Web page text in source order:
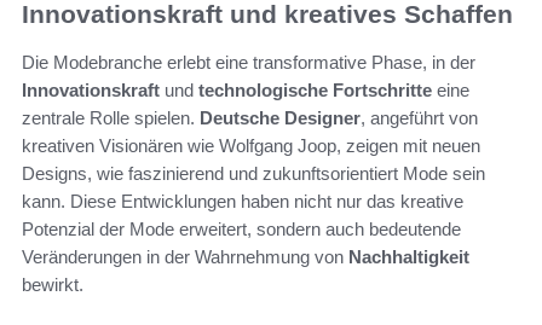
Innovationskraft und kreatives Schaffen
Die Modebranche erlebt eine transformative Phase, in der
Innovationskraft und technologische Fortschritte eine
zentrale Rolle spielen. Deutsche Designer, angeführt von
kreativen Visionären wie Wolfgang Joop, zeigen mit neuen
Designs, wie faszinierend und zukunftsorientiert Mode sein
kann. Diese Entwicklungen haben nicht nur das kreative
Potenzial der Mode erweitert, sondern auch bedeutende
Veränderungen in der Wahrnehmung von Nachhaltigkeit
bewirkt.